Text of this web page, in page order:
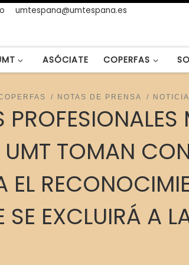
umtespana@umtespana.es
ASÓCIATE COPERFAS
NOTAS DE PRENSA
TOMAN
EL
SE EXCLUIRÁ A